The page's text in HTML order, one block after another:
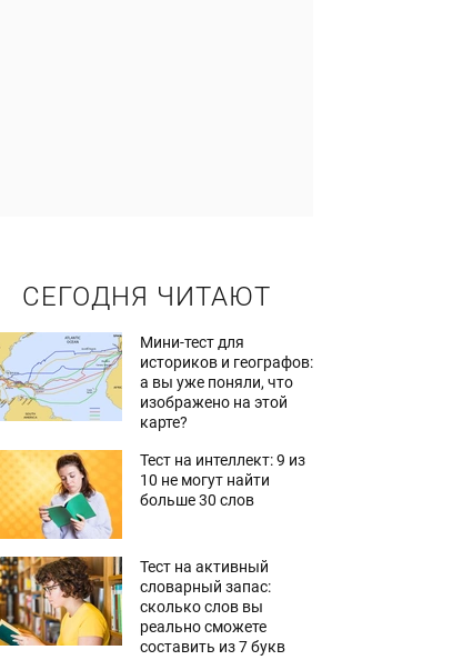
СЕГОДНЯ ЧИТАЮТ
Мини-тест для
историков и географов:
а вы уже поняли, что
изображено на этой
карте?
Тест на интеллект: 9 из
10 не могут найти
больше 30 слов
Тест на активный
словарный запас:
сколько слов вы
реально сможете
составить из 7 букв